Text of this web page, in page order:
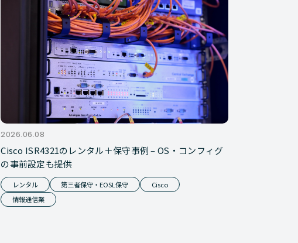
2026.06.08
Cisco ISR4321のレンタル＋保守事例 – OS・コンフィグ
の事前設定も提供
レンタル 第三者保守・EOSL保守
Cisco
情報通信業